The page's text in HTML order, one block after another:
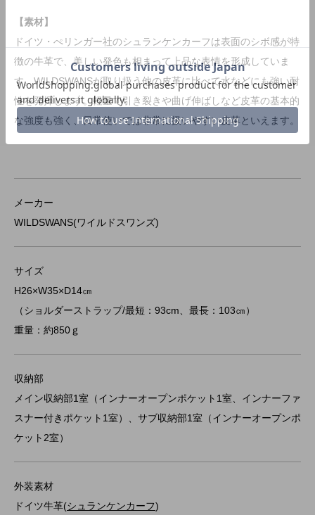
【素材】
ドイツ・ぺリンガー社のシュランケンカーフは表面のシボ感が特
徴の牛革で、美しい発色も相まって上品な表情を形成していま
す。WILDSWANSが取り扱う他の皮革に比べて水などにも強い耐
性を発揮します。軽量で引き裂きや曲げ伸ばしなど皮革の基本的
な強度も強く、日常使いでは非常に扱いやすい皮革といえます。
メーカー
WILDSWANS(ワイルドスワンズ)
サイズ
H26×W35×D14㎝
（ショルダーストラップ/最短：93cm、最長：103㎝）
重量：約850ｇ
収納部
メイン収納部1室（インナーオープンポケット1室、インナーファ
スナー付きポケット1室）、サブ収納部1室（インナーオープンポ
ケット2室）
外装素材
ドイツ牛革(シュランケンカーフ)